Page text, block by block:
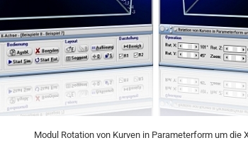
Modul Rotation von Kurven in Parameterform um die